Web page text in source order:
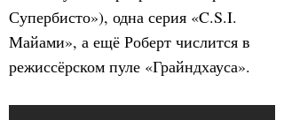
Супербисто»), одна серия «C.S.I.
Майами», а ещё Роберт числится в
режиссёрском пуле «Грайндхауса».